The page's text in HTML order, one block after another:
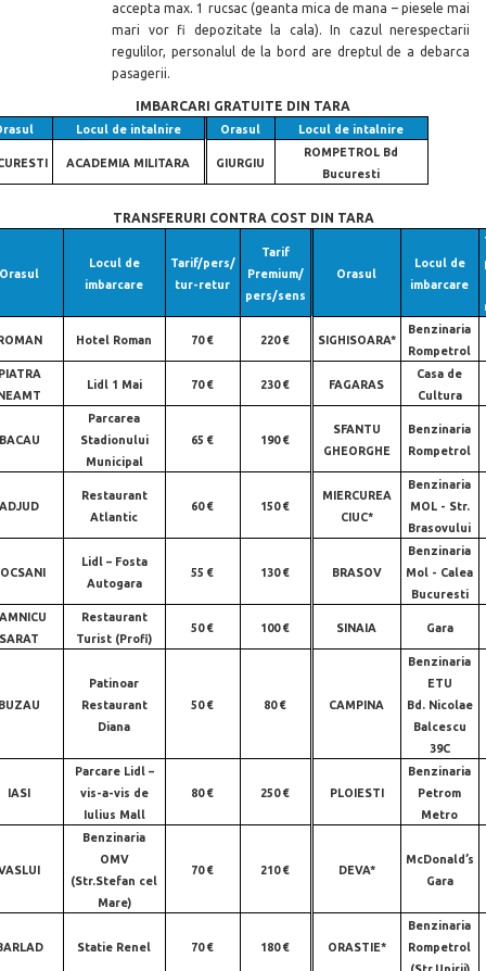
accepta max. 1 rucsac (geanta mica de mana – piesele mai
mari vor fi depozitate la cala). In cazul nerespectarii
regulilor, personalul de la bord are dreptul de a debarca
pasagerii.
IMBARCARI GRATUITE DIN TARA
Locul de intalnire Orasul Locul de intalnire
ACADEMIA MILITARA GIURGIU
ROMPETROL Bd
Bucuresti
TRANSFERURI CONTRA COST DIN TARA
Orasul
Locul de
imbarcare
Tarif/pers/
tur-retur
Tarif
Premium/
pers/sens
Orasul
Locul de
imbarcare
Hotel Roman 70 € 220 € SIGHISOARA*
Benzinaria
Rompetrol
Lidl 1 Mai 70 € 230 € FAGARAS
Casa de
Cultura
Parcarea
Stadionului
Municipal
65 € 190 €
SFANTU
GHEORGHE
Benzinaria
Rompetrol
ADJUD
Restaurant
Atlantic
60 € 150 €
MIERCUREA
CIUC*
Benzinaria
MOL - Str.
Brasovului
Lidl – Fosta
Autogara
55 € 130 € BRASOV
Benzinaria
Mol - Calea
Bucuresti
SARAT
Restaurant
Turist (Profi)
50 € 100 € SINAIA Gara
Patinoar
Restaurant
Diana
50 € 80 € CAMPINA
Benzinaria
ETU
Bd. Nicolae
Balcescu
39C
IASI
Parcare Lidl –
vis-a-vis de
Iulius Mall
80 € 250 € PLOIESTI
Benzinaria
Petrom
Metro
Benzinaria
OMV
(Str.Stefan cel
Mare)
70 € 210 € DEVA*
McDonald’s
Gara
Statie Renel 70 € 180 € ORASTIE*
Benzinaria
Rompetrol